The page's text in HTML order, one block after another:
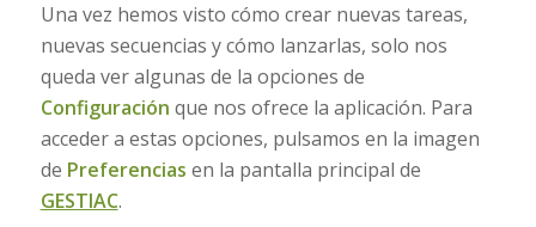
Una vez hemos visto cómo crear nuevas tareas,
nuevas secuencias y cómo lanzarlas, solo nos
queda ver algunas de la opciones de
Configuración que nos ofrece la aplicación. Para
acceder a estas opciones, pulsamos en la imagen
de Preferencias en la pantalla principal de
GESTIAC.